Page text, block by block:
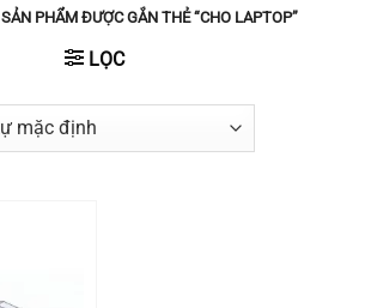
SẢN PHẨM ĐƯỢC GẮN THẺ “CHO LAPTOP”
LỌC